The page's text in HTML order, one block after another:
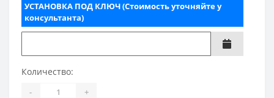
УСТАНОВКА ПОД КЛЮЧ (Стоимость уточняйте у
консультанта)
Количество:
- +